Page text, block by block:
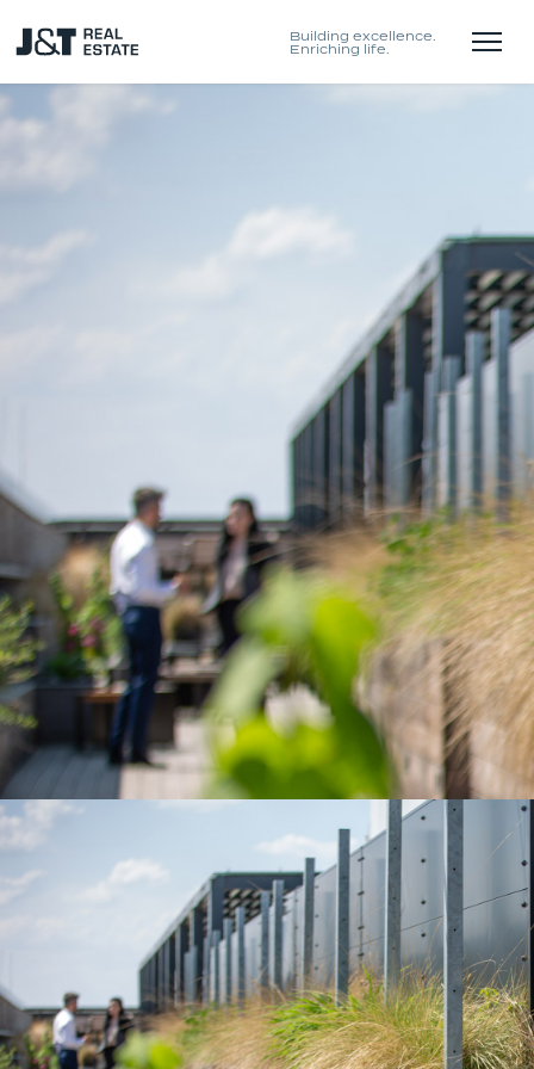
Building excellence.
Enriching life.